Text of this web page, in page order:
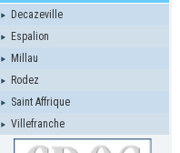
Decazeville
Espalion
Millau
Rodez
Saint Affrique
Villefranche